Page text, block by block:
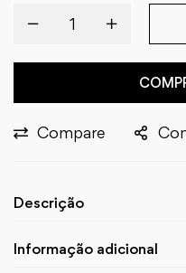
Compare
Descrição
Informação adicional